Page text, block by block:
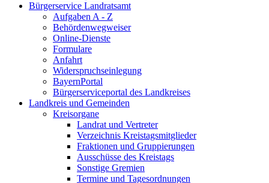
Bürgerservice Landratsamt
Aufgaben A - Z
Behördenwegweiser
Online-Dienste
Formulare
Anfahrt
Widerspruchseinlegung
BayernPortal
Bürgerserviceportal des Landkreises
Landkreis und Gemeinden
Kreisorgane
Landrat und Vertreter
Verzeichnis Kreistagsmitglieder
Fraktionen und Gruppierungen
Ausschüsse des Kreistags
Sonstige Gremien
Termine und Tagesordnungen